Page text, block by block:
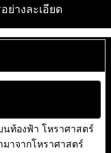
ย่างละเอียด
นท้องฟ้า โหราศาสตร์
าจากโหราศาสตร์